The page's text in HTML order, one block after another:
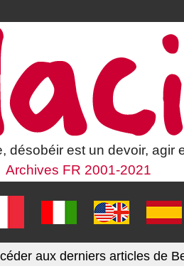
désobéir est un devoir, agir
Archives FR 2001-2021
aux derniers articles de